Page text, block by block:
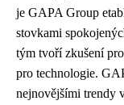
je GAPA Group
stovkami
tým tvoří zkušení
pro technologie.
nejnovějšími trendy